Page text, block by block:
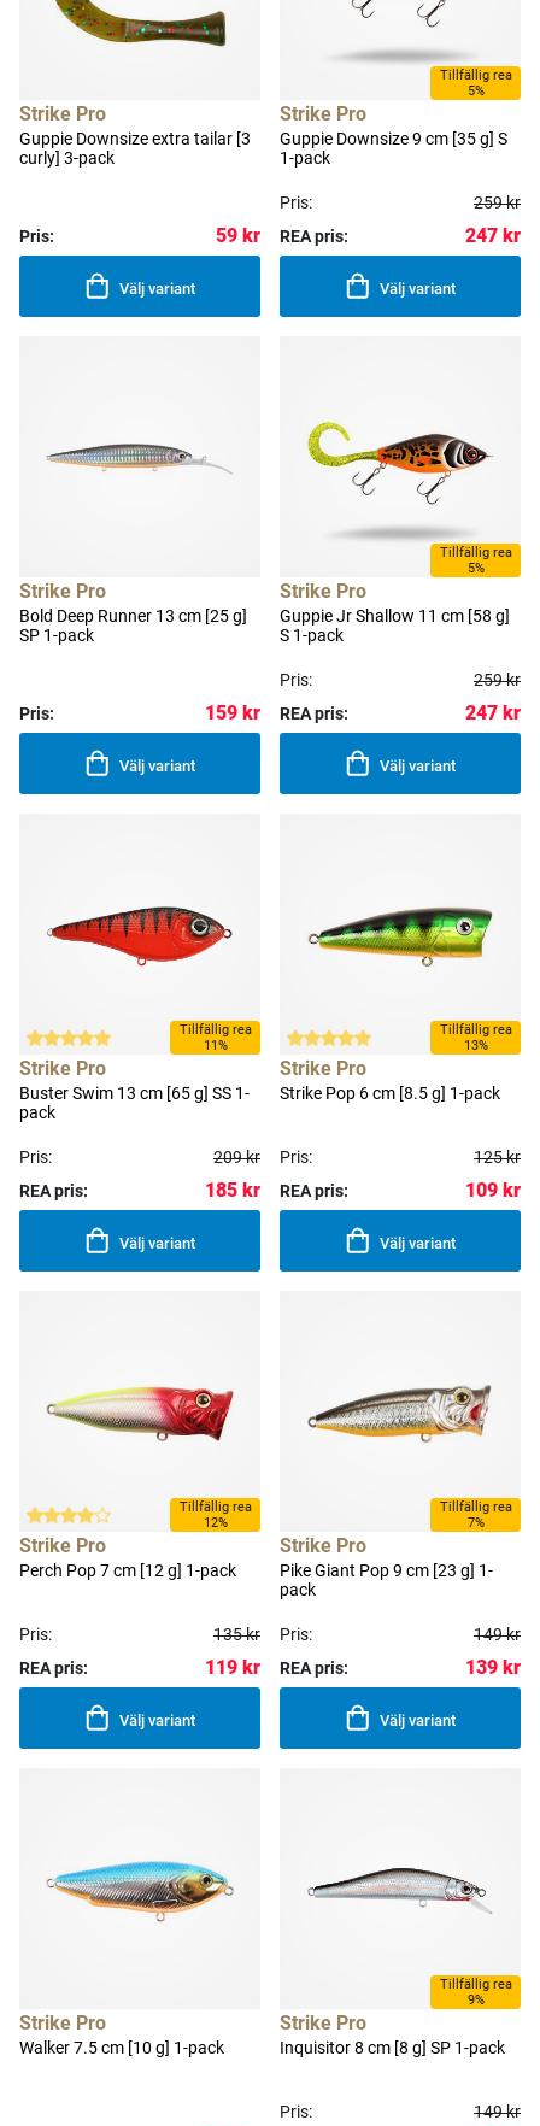
Strike Pro
Guppie Downsize extra tailar [3
curly] 3-pack
Pris: 59 kr
Välj variant
Tillfällig rea
5%
Strike Pro
Guppie Downsize 9 cm [35 g] S
1-pack
Pris:
259 kr
REA pris:
247 kr
Välj variant
Strike Pro
Bold Deep Runner 13 cm [25 g]
SP 1-pack
Pris: 159 kr
Välj variant
Tillfällig rea
5%
Strike Pro
Guppie Jr Shallow 11 cm [58 g]
S 1-pack
Pris:
259 kr
REA pris:
247 kr
Välj variant
Tillfällig rea
11%
Strike Pro
Buster Swim 13 cm [65 g] SS 1-
pack
Pris:
209 kr
REA pris:
185 kr
Välj variant
Tillfällig rea
13%
Strike Pro
Strike Pop 6 cm [8.5 g] 1-pack
Pris:
125 kr
REA pris:
109 kr
Välj variant
Tillfällig rea
12%
Strike Pro
Perch Pop 7 cm [12 g] 1-pack
Pris:
135 kr
REA pris:
119 kr
Välj variant
Tillfällig rea
7%
Strike Pro
Pike Giant Pop 9 cm [23 g] 1-
pack
Pris:
149 kr
REA pris:
139 kr
Välj variant
Strike Pro
Walker 7.5 cm [10 g] 1-pack
Tillfällig rea
9%
Strike Pro
Inquisitor 8 cm [8 g] SP 1-pack
Pris:
149 kr